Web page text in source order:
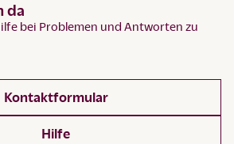
da
bei Problemen und Antworten zu
Kontaktformular
Hilfe